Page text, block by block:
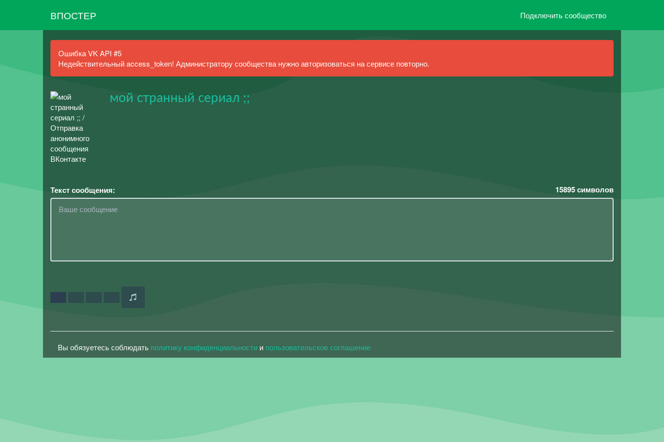
ВПОСТЕР Подключить сообщество
Ошибка VK API #5
Недействительный access_token! Администратору сообщества нужно авторизоваться на сервисе повторно.
мой странный сериал ;;
Текст сообщения: 15895символов
Вы обязуетесь соблюдать политику конфиденциальности и пользовательское соглашение